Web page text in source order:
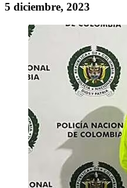
5 diciembre, 2023